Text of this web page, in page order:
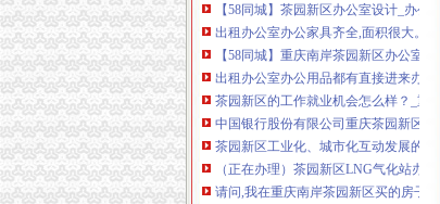
出租办公室办公家具齐全,面积很大。,
【58同城】重庆南岸茶园新区办公室搬
出租办公室办公用品都有直接进来办
茶园新区的工作就业机会怎么样？_重
中国银行股份有限公司重庆茶园新区支
茶园新区工业化、城市化互动发展的思
（正在办理）茶园新区LNG气化站办事
请问,我在重庆南岸茶园新区买的房子,
【重庆茶园新区行政招聘网_行政招聘